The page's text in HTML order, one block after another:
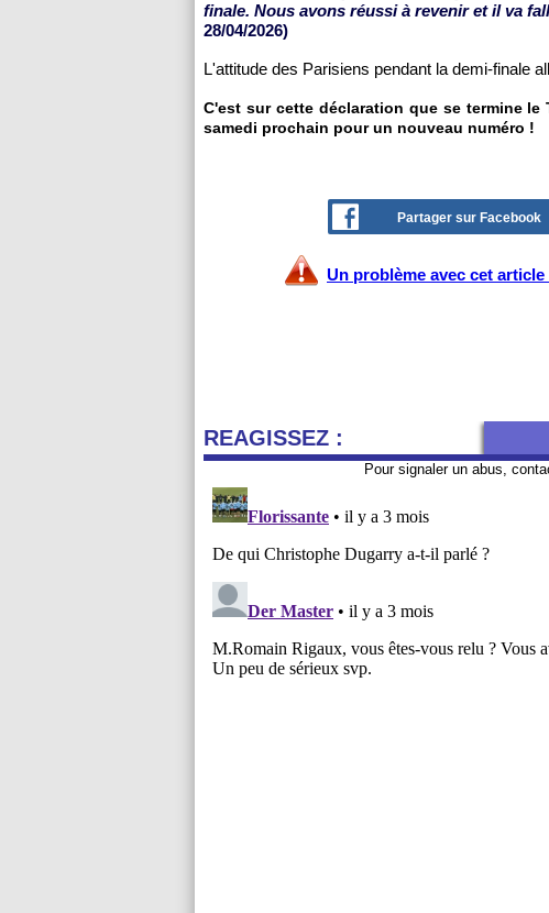
finale. Nous avons réussi à revenir et il va
28/04/2026)
L'attitude des Parisiens pendant la demi-finale
C'est sur cette déclaration que se termine le
samedi prochain pour un nouveau numéro !
Partager sur Facebook
Un problème avec cet
REAGISSEZ :
Pour signaler un abus,